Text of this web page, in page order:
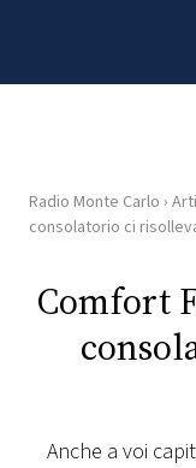
HOME
RADIO
WEB
PLAYLIST
Radio Monte Carlo ›
consolatorio ci
Comfort
Anche a voi